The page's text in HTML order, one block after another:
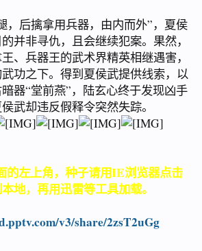
后擒拿用兵器，由内而外”，夏侯
并非寻仇，且会继续犯案。果然，
、兵器王的武术界精英相继遇害，
功之下。得到夏侯武提供线索，以
器“堂前燕”，陆玄心终于发现凶手
武却违反假释令突然失踪。
的左上角，种子请用IE浏览器点击
地，再用迅雷等工具加载。
v3/share/2zsT2uGg